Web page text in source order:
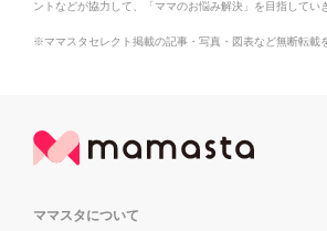
ントなどが協力して、「ママのお悩み解決」を目指してい
※ママスタセレクト掲載の記事・写真・図表など無断転載
ママスタについて